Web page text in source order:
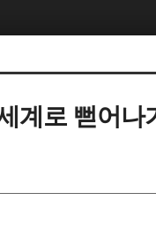
계로 뻗어나